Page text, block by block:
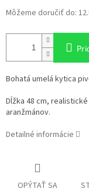
Môžeme doručiť do:
Bohatá umelá kytica
Dĺžka 48 cm,
aranžmánov.
Detailné informácie
OPÝTAŤ SA